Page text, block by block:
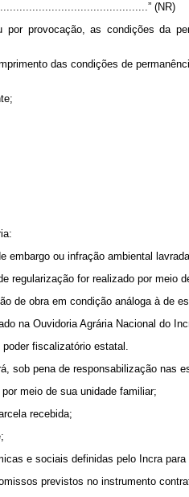
(NR)
provocação, as condições da
das condições de
embargo ou infração ambiental
regularização for realizado por meio
de obra em condição análoga à de
na Ouvidoria Agrária Nacional do
fiscalizatório estatal.
sob pena de responsabilização nas
meio de sua unidade familiar;
recebida;
e sociais definidas pelo Incra
previstos no instrumento